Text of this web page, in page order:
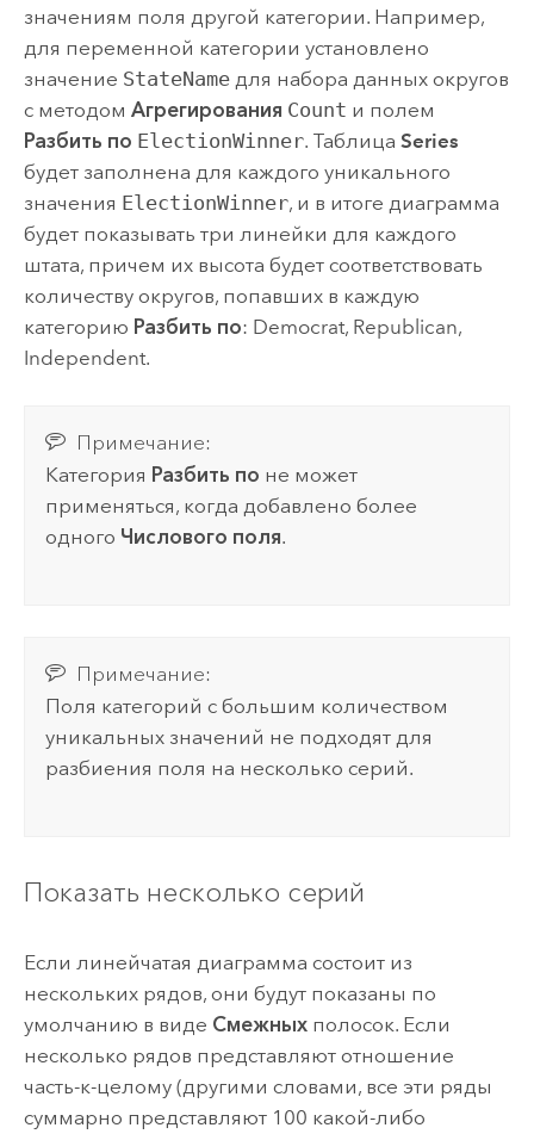
значениям поля другой категории. Например,
для переменной категории установлено
значение StateNameдля набора данных округов
с методом Агрегирования Count и полем
Разбить по ElectionWinner. Таблица Series
будет заполнена для каждого уникального
значения ElectionWinner, и в итоге диаграмма
будет показывать три линейки для каждого
штата, причем их высота будет соответствовать
количеству округов, попавших в каждую
категорию Разбить по: Democrat, Republican,
Independent.
Примечание:
Категория Разбить по не может
применяться, когда добавлено более
одного Числового поля.
Примечание:
Поля категорий с большим количеством
уникальных значений не подходят для
разбиения поля на несколько серий.
Показать несколько серий
Если линейчатая диаграмма состоит из
нескольких рядов, они будут показаны по
умолчанию в виде Смежныхполосок. Если
несколько рядов представляют отношение
часть-к-целому (другими словами, все эти ряды
суммарно представляют 100 какой-либо